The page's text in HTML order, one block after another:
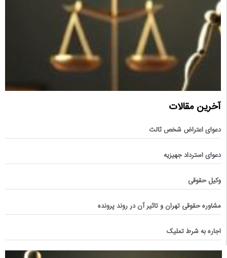
آخرین مقالات
دعوای اعتراض شخص ثالث
دعوای استرداد جهیزیه
وکیل حقوقی
مشاوره حقوقی تهران و تاثیر آن در روند پرونده
اجاره به شرط تملیک